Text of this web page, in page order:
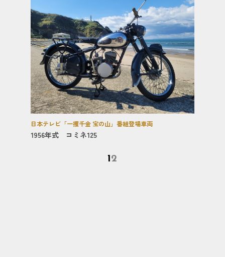
日本テレビ「一攫千金 宝の山」番組登場車両
1956年式 コミネ125
12